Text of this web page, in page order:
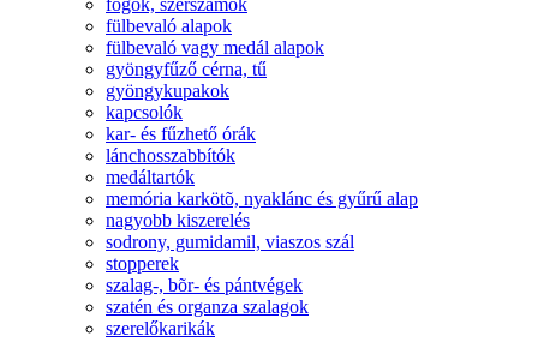
fogók, szerszámok
fülbevaló alapok
fülbevaló vagy medál alapok
gyöngyfűző cérna, tű
gyöngykupakok
kapcsolók
kar- és fűzhető órák
lánchosszabbítók
medáltartók
memória karkötõ, nyaklánc és gyűrű alap
nagyobb kiszerelés
sodrony, gumidamil, viaszos szál
stopperek
szalag-, bõr- és pántvégek
szatén és organza szalagok
szerelőkarikák